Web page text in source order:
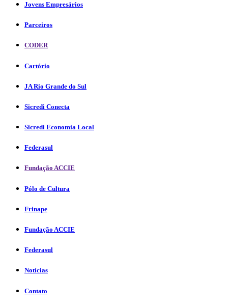
Jovens Empresários
Parceiros
CODER
Cartório
JA Rio Grande do Sul
Sicredi Conecta
Sicredi Economia Local
Federasul
Fundação ACCIE
Pólo de Cultura
Frinape
Fundação ACCIE
Federasul
Notícias
Contato